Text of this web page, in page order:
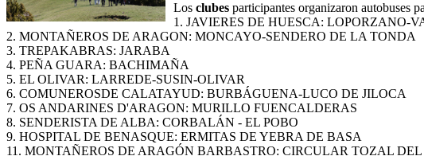
Los clubes participantes organizaron autobuses
1. JAVIERES DE HUESCA: LOPORZANO-
2. MONTAÑEROS DE ARAGON: MONCAYO-SENDERO DE LA TONDA
3. TREPAKABRAS: JARABA
4. PEÑA GUARA: BACHIMAÑA
5. EL OLIVAR: LARREDE-SUSIN-OLIVAR
6. COMUNEROSDE CALATAYUD: BURBÁGUENA-LUCO DE JILOCA
7. OS ANDARINES D'ARAGON: MURILLO FUENCALDERAS
8. SENDERISTA DE ALBA: CORBALÁN - EL POBO
9. HOSPITAL DE BENASQUE: ERMITAS DE YEBRA DE BASA
11. MONTAÑEROS DE ARAGÓN BARBASTRO: CIRCULAR TOZAL